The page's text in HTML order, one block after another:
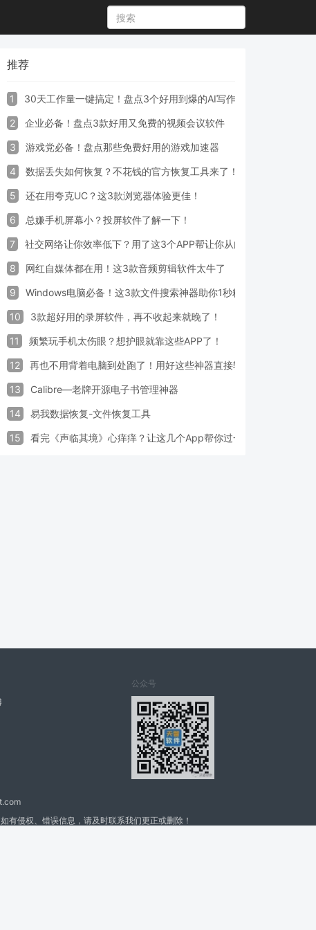
推荐
1 30天工作量一键搞定！盘点3个好用到爆的AI写作生成器工具
2 企业必备！盘点3款好用又免费的视频会议软件
3 游戏党必备！盘点那些免费好用的游戏加速器
4 数据丢失如何恢复？不花钱的官方恢复工具来了！
5 还在用夸克UC？这3款浏览器体验更佳！
6 总嫌手机屏幕小？投屏软件了解一下！
7 社交网络让你效率低下？用了这3个APP帮让你从此戒掉手机！
8 网红自媒体都在用！这3款音频剪辑软件太牛了
9 Windows电脑必备！这3款文件搜索神器助你1秒精准定位文件
10 3款超好用的录屏软件，再不收起来就晚了！
11 频繁玩手机太伤眼？想护眼就靠这些APP了！
12 再也不用背着电脑到处跑了！用好这些神器直接轻松办公
13 Calibre—老牌开源电子书管理神器
14 易我数据恢复-文件恢复工具
15 看完《声临其境》心痒痒？让这几个App帮你过一把配音瘾
公众号
有侵权、错误信息，请及时联系我们更正或删除！